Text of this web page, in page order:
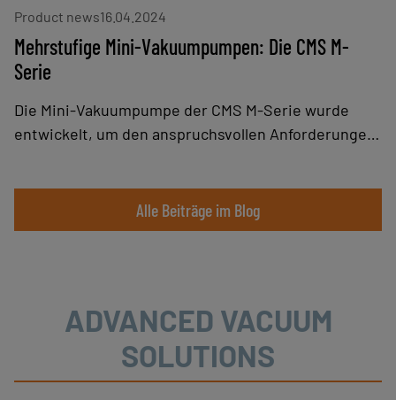
Product news16.04.2024
Mehrstufige Mini-Vakuumpumpen: Die CMS M-
Serie
Die Mini-Vakuumpumpe der CMS M-Serie wurde
entwickelt, um den anspruchsvollen Anforderungen
damit eine optimale Lösung für Anwendungen, die
hohe Saugleistungen erfordern, wie das Greifen von
Alle Beiträge im Blog
ADVANCED VACUUM
SOLUTIONS